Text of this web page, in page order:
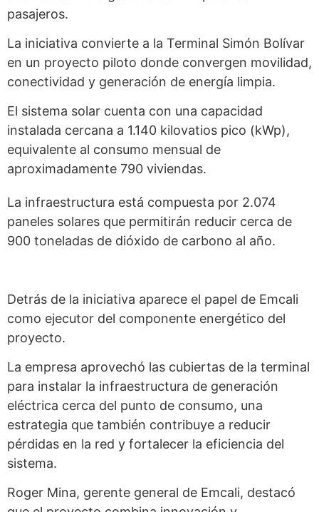
pasajeros.
La iniciativa convierte a la Terminal Simón Bolívar
en un proyecto piloto donde convergen movilidad,
conectividad y generación de energía limpia.
El sistema solar cuenta con una capacidad
instalada cercana a 1.140 kilovatios pico (kWp),
equivalente al consumo mensual de
aproximadamente 790 viviendas.
La infraestructura está compuesta por 2.074
paneles solares que permitirán reducir cerca de
900 toneladas de dióxido de carbono al año.
Detrás de la iniciativa aparece el papel de Emcali
como ejecutor del componente energético del
proyecto.
La empresa aprovechó las cubiertas de la terminal
para instalar la infraestructura de generación
eléctrica cerca del punto de consumo, una
estrategia que también contribuye a reducir
pérdidas en la red y fortalecer la eficiencia del
sistema.
Roger Mina, gerente general de Emcali, destacó